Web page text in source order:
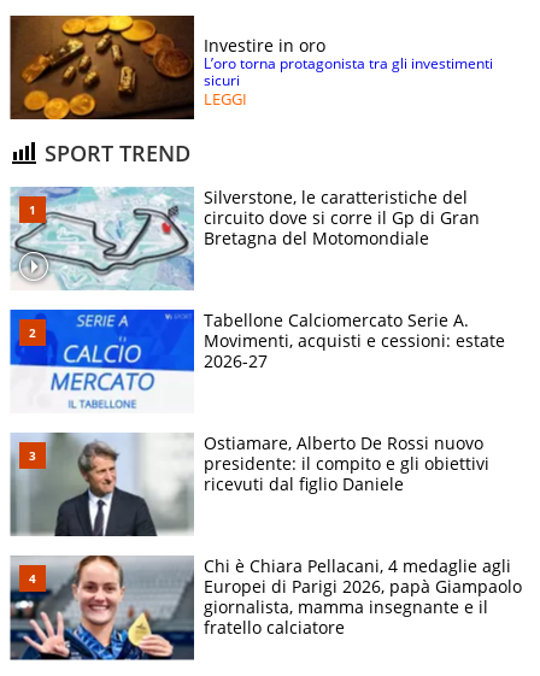
Investire in oro
L’oro torna protagonista tra gli investimenti
sicuri
LEGGI
SPORT TREND
Silverstone, le caratteristiche del
circuito dove si corre il Gp di Gran
Bretagna del Motomondiale
Tabellone Calciomercato Serie A.
Movimenti, acquisti e cessioni: estate
2026-27
Ostiamare, Alberto De Rossi nuovo
presidente: il compito e gli obiettivi
ricevuti dal figlio Daniele
Chi è Chiara Pellacani, 4 medaglie agli
Europei di Parigi 2026, papà Giampaolo
giornalista, mamma insegnante e il
fratello calciatore